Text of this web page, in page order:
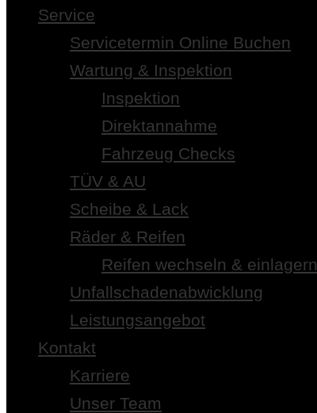
Service
Servicetermin Online Buchen
Wartung & Inspektion
Inspektion
Direktannahme
Fahrzeug Checks
TÜV & AU
Scheibe & Lack
Räder & Reifen
Reifen wechseln & einlagern
Unfallschadenabwicklung
Leistungsangebot
Kontakt
Karriere
Unser Team